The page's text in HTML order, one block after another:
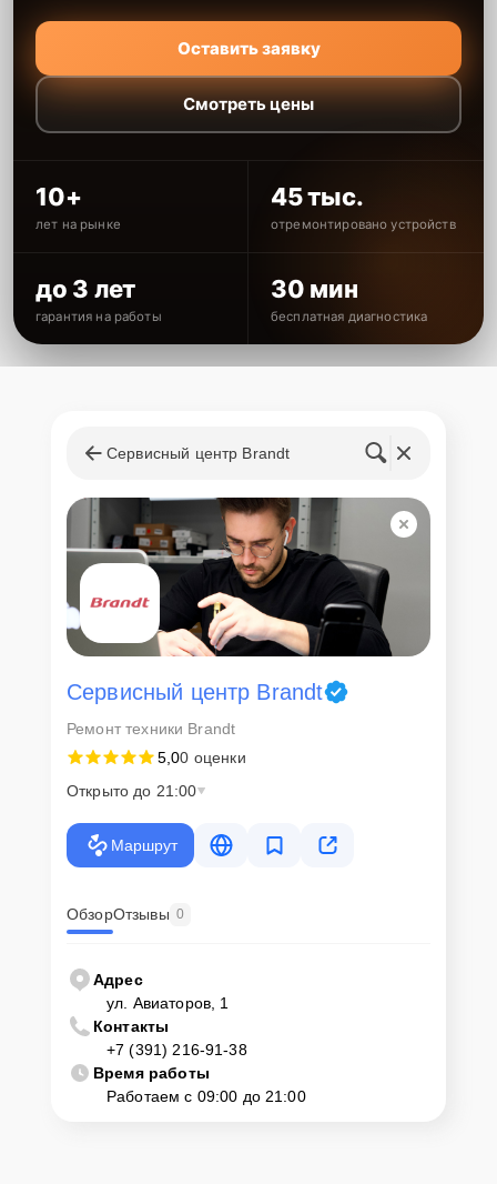
Оставить заявку
Смотреть цены
10+
лет на рынке
45 тыс.
отремонтировано устройств
до 3 лет
гарантия на работы
30 мин
бесплатная диагностика
Сервисный центр Brandt
Сервисный центр Brandt
Ремонт техники Brandt
5,00 оценки
Открыто до 21:00
Маршрут
ОбзорОтзывы 0
Адрес
ул. Авиаторов, 1
Контакты
+7 (391) 216-91-38
Время работы
Работаем с 09:00 до 21:00